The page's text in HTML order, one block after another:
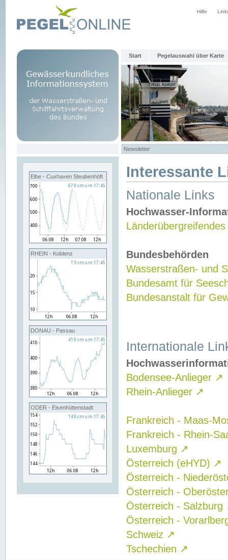
Hilfe
Start Pegelauswahl über Karte
Newsletter
Elbe - Cuxhaven Steubenhöft
RHEIN - Koblenz
DONAU - Passau
ODER - Eisenhüttenstadt
Interessante
Nationale Links
Hochwasser-
Bundesbehörden
Wasserstraßen- und
Bundesamt für
Bundesanstalt für
Internationale
Bodensee-Anlieger ↗
Rhein-Anlieger ↗
Frankreich - Maas-
Frankreich - Rhein-
Luxemburg ↗
Österreich (eHYD) ↗
Österreich -
Österreich -
Österreich - Salzburg
Österreich -
Schweiz ↗
Tschechien ↗